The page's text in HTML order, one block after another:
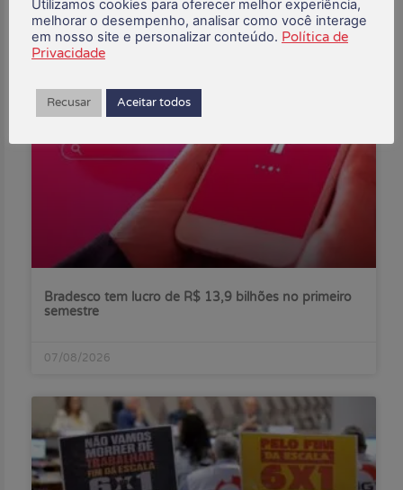
Bradesco tem lucro de R$ 13,9 bilhões no primeiro
semestre
07/08/2026
Utilizamos cookies para oferecer melhor experiência,
melhorar o desempenho, analisar como você interage
em nosso site e personalizar conteúdo. Política de
Privacidade
Recusar Aceitar todos